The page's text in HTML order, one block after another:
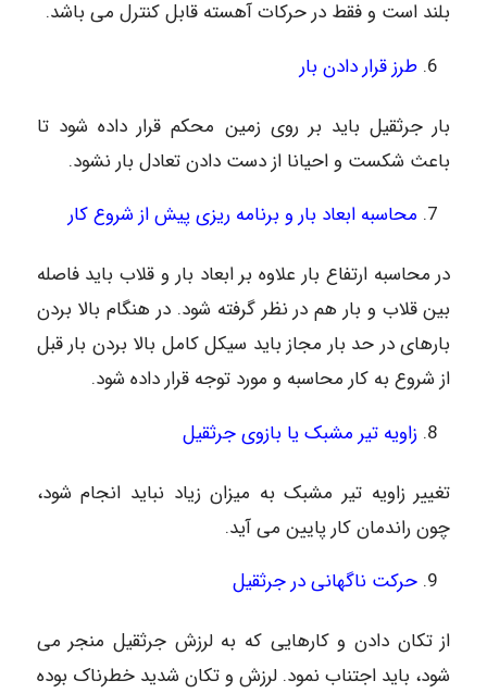
بلند است و فقط در حرکات آهسته قابل کنترل می باشد.
طرز قرار دادن بار
بار جرثقیل باید بر روی زمین محکم قرار داده شود تا
باعث شکست و احیانا از دست دادن تعادل بار نشود.
محاسبه ابعاد بار و برنامه ریزی پیش از شروع کار
در محاسبه ارتفاع بار علاوه بر ابعاد بار و قلاب باید فاصله
بین قلاب و بار هم در نظر گرفته شود. در هنگام بالا بردن
بارهای در حد بار مجاز باید سیکل کامل بالا بردن بار قبل
از شروع به کار محاسبه و مورد توجه قرار داده شود.
زاویه تیر مشبک یا بازوی جرثقیل
تغییر زاویه تیر مشبک به میزان زیاد نباید انجام شود،
چون راندمان کار پایین می آید.
حرکت ناگهانی در جرثقیل
از تکان دادن و کارهایی که به لرزش جرثقیل منجر می
شود، باید اجتناب نمود. لرزش و تکان شدید خطرناک بوده